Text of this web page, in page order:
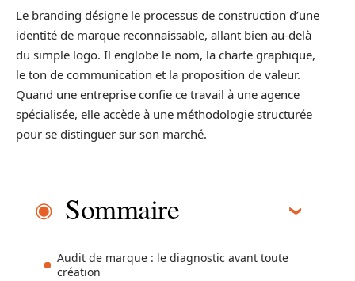
Le branding désigne le processus de construction d’une
identité de marque reconnaissable, allant bien au-delà
du simple logo. Il englobe le nom, la charte graphique,
le ton de communication et la proposition de valeur.
Quand une entreprise confie ce travail à une agence
spécialisée, elle accède à une méthodologie structurée
pour se distinguer sur son marché.
Sommaire
Audit de marque : le diagnostic avant toute
création